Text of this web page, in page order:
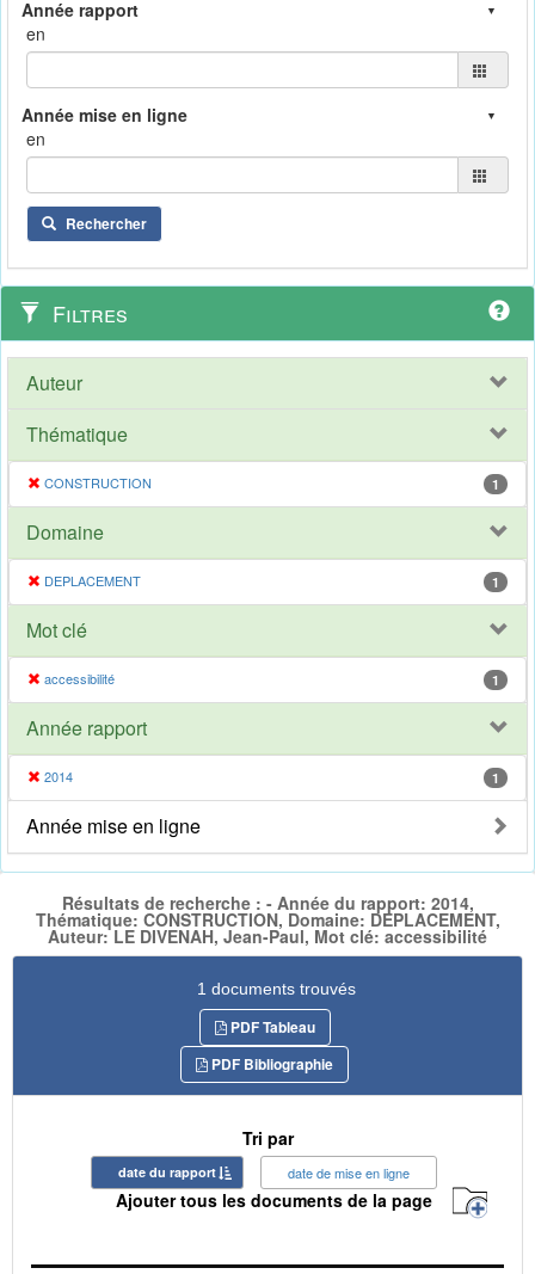
en
en
Rechercher
Filtres
Auteur
Thématique
CONSTRUCTION 1
Domaine
DEPLACEMENT 1
Mot clé
accessibilité 1
Année rapport
2014 1
Année mise en ligne
Résultats de recherche : - Année du rapport: 2014,
Thématique: CONSTRUCTION, Domaine: DEPLACEMENT,
Auteur: LE DIVENAH, Jean-Paul, Mot clé: accessibilité
1 documents trouvés
PDF Tableau
PDF Bibliographie
Tri par
date du rapport date de mise en ligne
Ajouter tous les documents de la page